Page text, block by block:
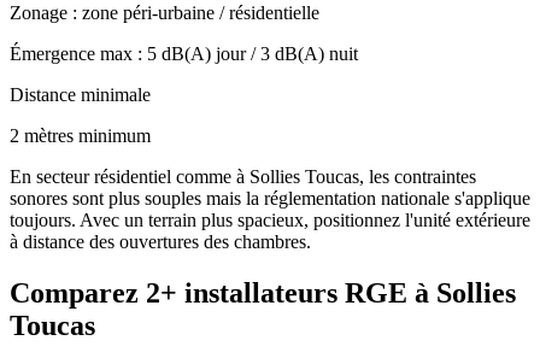
Zonage : zone péri-urbaine / résidentielle
Émergence max : 5 dB(A) jour /3 dB(A) nuit
Distance minimale
2 mètres minimum
En secteur résidentiel comme à Sollies Toucas, les contraintes
sonores sont plus souples mais la réglementation nationale s'applique
toujours. Avec un terrain plus spacieux, positionnez l'unité extérieure
à distance des ouvertures des chambres.
Comparez 2+ installateurs RGE à Sollies
Toucas